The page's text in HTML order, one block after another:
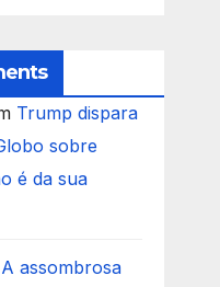
Trump dispara
sobre
é da sua
A assombrosa